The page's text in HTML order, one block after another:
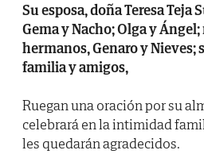
Su esposa, doña Teresa Teja
Gema y Nacho; Olga y
hermanos, Genaro y Nieves;
familia y amigos,
Ruegan una oración por su
celebrará en la intimidad
les quedarán agradecidos.